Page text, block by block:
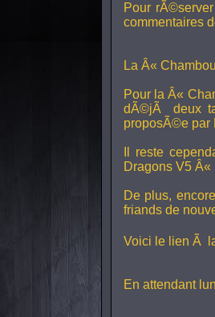
Pour
commentaires
La Â«
Pour la Â«
dÃ©jÃ deux
proposÃ©e par
Il reste
Dragons V5Â«
De plus,
friands de
Voici le lien Ã
En attendant